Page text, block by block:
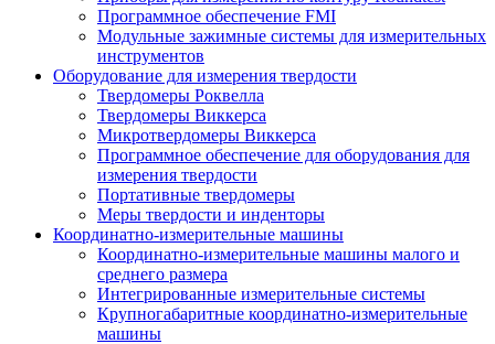
Программное обеспечение FMI
Модульные зажимные системы для измерительных
инструментов
Оборудование для измерения твердости
Твердомеры Роквелла
Твердомеры Виккерса
Микротвердомеры Виккерса
Программное обеспечение для оборудования для
измерения твердости
Портативные твердомеры
Меры твердости и инденторы
Координатно-измерительные машины
Координатно-измерительные машины малого и
среднего размера
Интегрированные измерительные системы
Крупногабаритные координатно-измерительные
машины